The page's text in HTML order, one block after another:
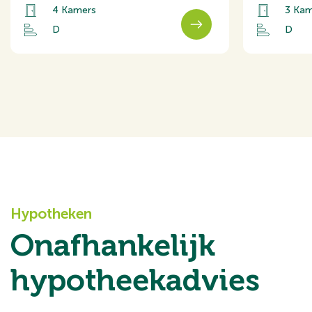
Schuur
4 Kamers
D
3
D
Hypotheken
Onafhankelijk
hypotheekadvies